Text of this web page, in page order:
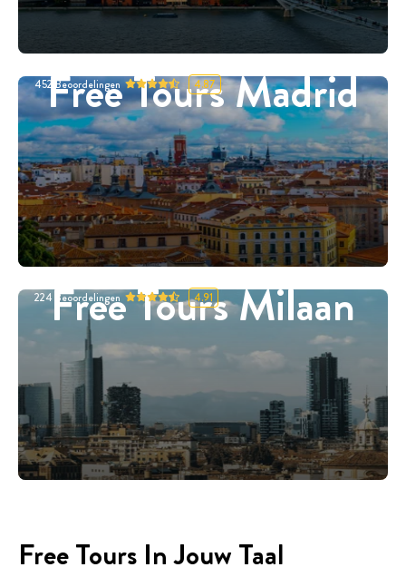
Free Tours Madrid
452 Beoordelingen 4.87
Free Tours Milaan
224 Beoordelingen 4.91
Free Tours In Jouw Taal